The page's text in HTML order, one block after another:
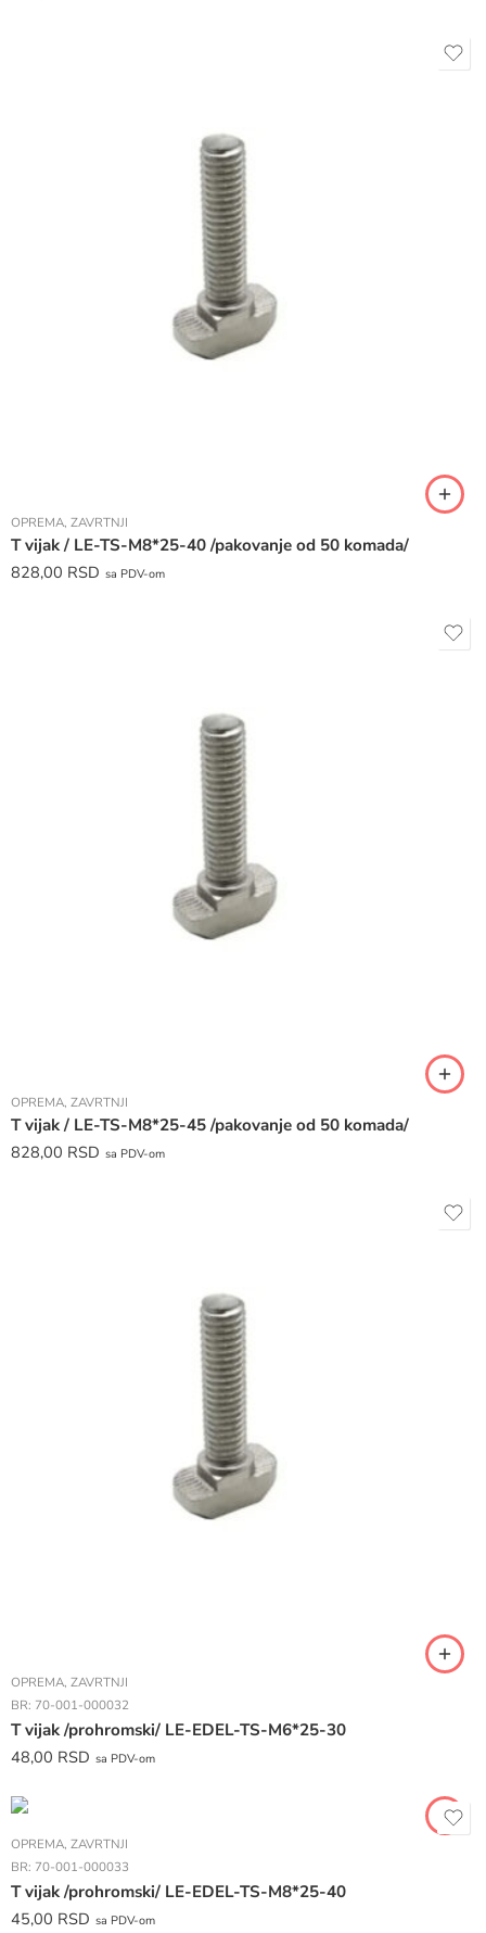
OPREMA, ZAVRTNJI
T vijak / LE-TS-M8*25-40 /pakovanje od 50 komada/
828,00 RSD sa PDV-om
OPREMA, ZAVRTNJI
T vijak / LE-TS-M8*25-45 /pakovanje od 50 komada/
828,00 RSD sa PDV-om
OPREMA, ZAVRTNJI
BR: 70-001-000032
T vijak /prohromski/ LE-EDEL-TS-M6*25-30
48,00 RSD sa PDV-om
OPREMA, ZAVRTNJI
BR: 70-001-000033
T vijak /prohromski/ LE-EDEL-TS-M8*25-40
45,00 RSD sa PDV-om